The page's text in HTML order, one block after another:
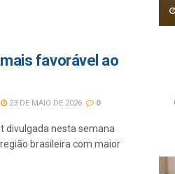
favorável ao
23 DE MAIO DE 2026 0
divulgada nesta semana
brasileira com maior